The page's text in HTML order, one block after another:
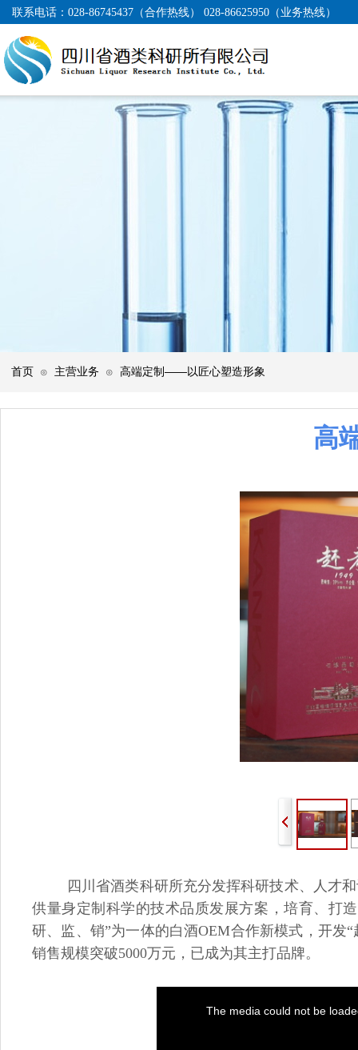
联系电话： 028-86745437（合作热线） 028-86625950（业务热线）
首页 ⊙ 主营业务 ⊙ 高端定制——以匠心塑造形象
高
四川省酒类科研所充分发挥科研技术、人才
供量身定制科学的技术品质发展方案，培育、打
研、监、销”为一体的白酒OEM合作新模式，开发
销售规模突破5000万元，已成为其主打品牌。